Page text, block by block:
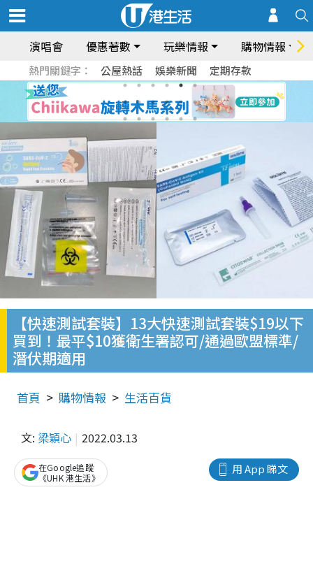
演唱會 優惠著數 玩樂情報 購物情報
熱門關鍵字： 公屋熱話 娛樂新聞 定期存款
【快速測試套裝】13大快速測試套裝$19以下
買到！最平$10獲衛生署認可/通過歐盟標準/
潛伏期適用
首頁 購物情報 生活百貨
文: 梁穎心 2022.03.13
用 App 睇文
在Google追蹤
《UHK 港生活》